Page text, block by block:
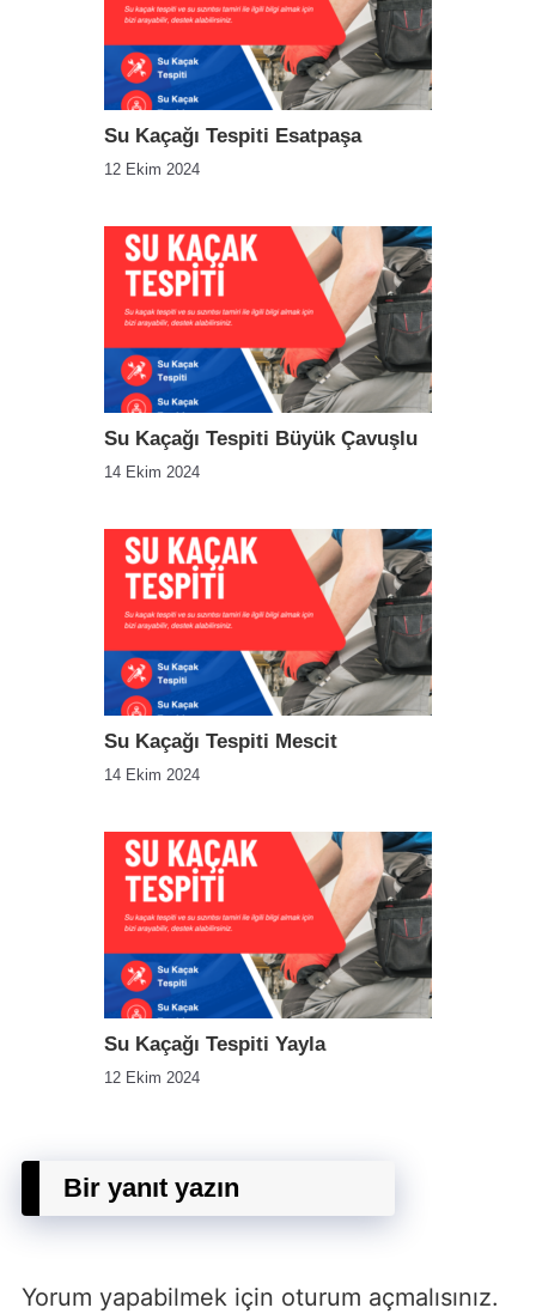
Su Kaçağı Tespiti Esatpaşa
12 Ekim 2024
Su Kaçağı Tespiti Büyük Çavuşlu
14 Ekim 2024
Su Kaçağı Tespiti Mescit
14 Ekim 2024
Su Kaçağı Tespiti Yayla
12 Ekim 2024
Bir yanıt yazın
Yorum yapabilmek için oturum açmalısınız.